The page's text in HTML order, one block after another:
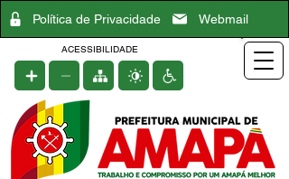
Política de Privacidade Webmail
ACESSIBILIDADE